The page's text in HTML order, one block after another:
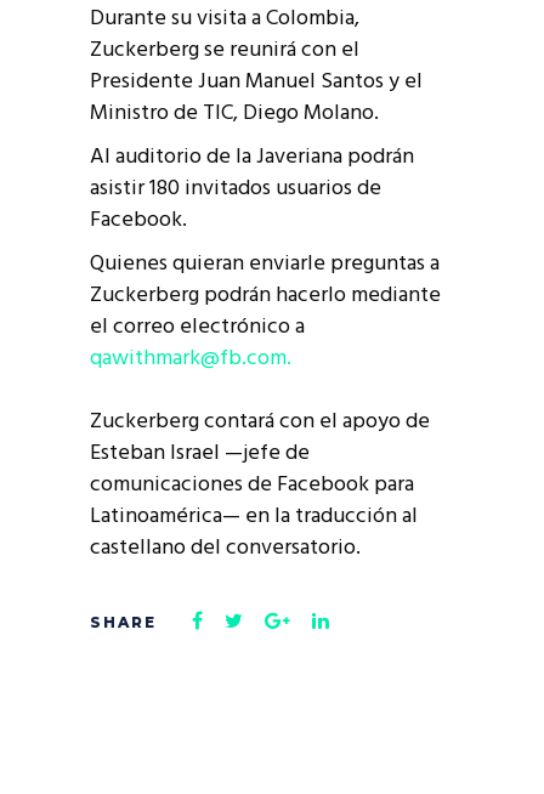
Durante su visita a Colombia,
Zuckerberg se reunirá con el
Presidente Juan Manuel Santos y el
Ministro de TIC, Diego Molano.
Al auditorio de la Javeriana podrán
asistir 180 invitados usuarios de
Facebook.
Quienes quieran enviarle preguntas a
Zuckerberg podrán hacerlo mediante
el correo electrónico a
qawithmark@fb.com.
Zuckerberg contará con el apoyo de
Esteban Israel —jefe de
comunicaciones de Facebook para
Latinoamérica— en la traducción al
castellano del conversatorio.